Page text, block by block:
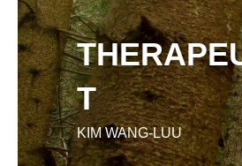
T
KIM WANG-LUU